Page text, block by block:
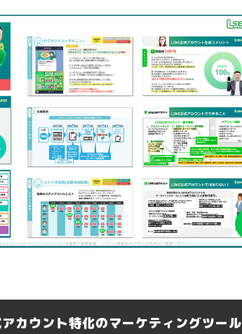
カウント特化のマーケティングツール